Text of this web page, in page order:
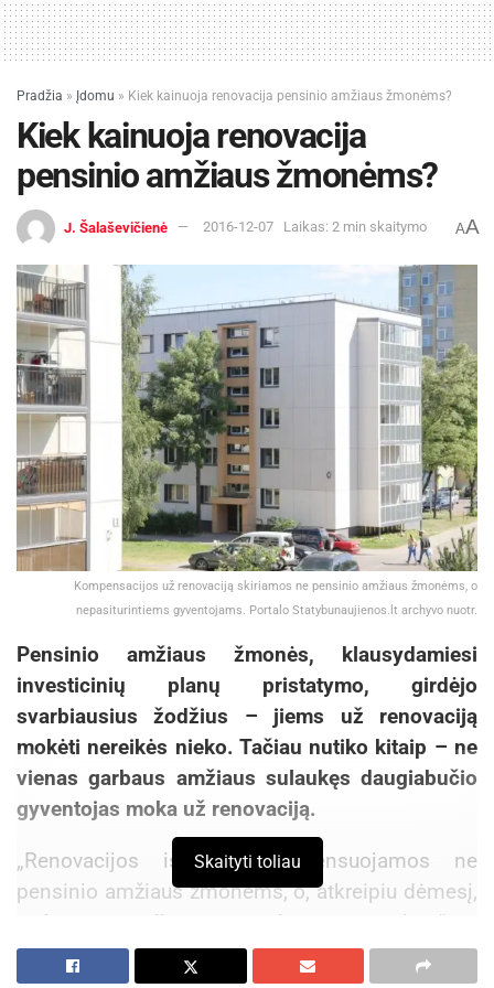
Pradžia » Įdomu » Kiek kainuoja renovacija pensinio amžiaus žmonėms?
Kiek kainuoja renovacija
pensinio amžiaus žmonėms?
J. Šalaševičienė 2016-12-07 Laikas: 2 min skaitymo AA
Kompensacijos už renovaciją skiriamos ne pensinio amžiaus žmonėms, o
nepasiturintiems gyventojams. Portalo Statybunaujienos.lt archyvo nuotr.
Pensinio amžiaus žmonės, klausydamiesi
investicinių planų pristatymo, girdėjo
svarbiausius žodžius – jiems už renovaciją
mokėti nereikės nieko. Tačiau nutiko kitaip – ne
vienas garbaus amžiaus sulaukęs daugiabučio
gyventojas moka už renovaciją.
„Renovacijos išlaidos kompensuojamos ne
pensinio amžiaus žmonėms, o, atkreipiu dėmesį,
– kompensacijas gaunantiems asmenims“, –
sako Gintarė Burbienė, „Būsto energijos taupymo
Skaityti toliau